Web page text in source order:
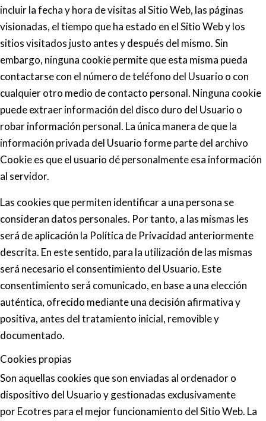
incluir la fecha y hora de visitas al Sitio Web, las páginas
visionadas, el tiempo que ha estado en el Sitio Web y los
sitios visitados justo antes y después del mismo. Sin
embargo, ninguna cookie permite que esta misma pueda
contactarse con el número de teléfono del Usuario o con
cualquier otro medio de contacto personal. Ninguna cookie
puede extraer información del disco duro del Usuario o
robar información personal. La única manera de que la
información privada del Usuario forme parte del archivo
Cookie es que el usuario dé personalmente esa información
al servidor.
Las cookies que permiten identificar a una persona se
consideran datos personales. Por tanto, a las mismas les
será de aplicación la Política de Privacidad anteriormente
descrita. En este sentido, para la utilización de las mismas
será necesario el consentimiento del Usuario. Este
consentimiento será comunicado, en base a una elección
auténtica, ofrecido mediante una decisión afirmativa y
positiva, antes del tratamiento inicial, removible y
documentado.
Cookies propias
Son aquellas cookies que son enviadas al ordenador o
dispositivo del Usuario y gestionadas exclusivamente
porEcotres para el mejor funcionamiento del Sitio Web. La